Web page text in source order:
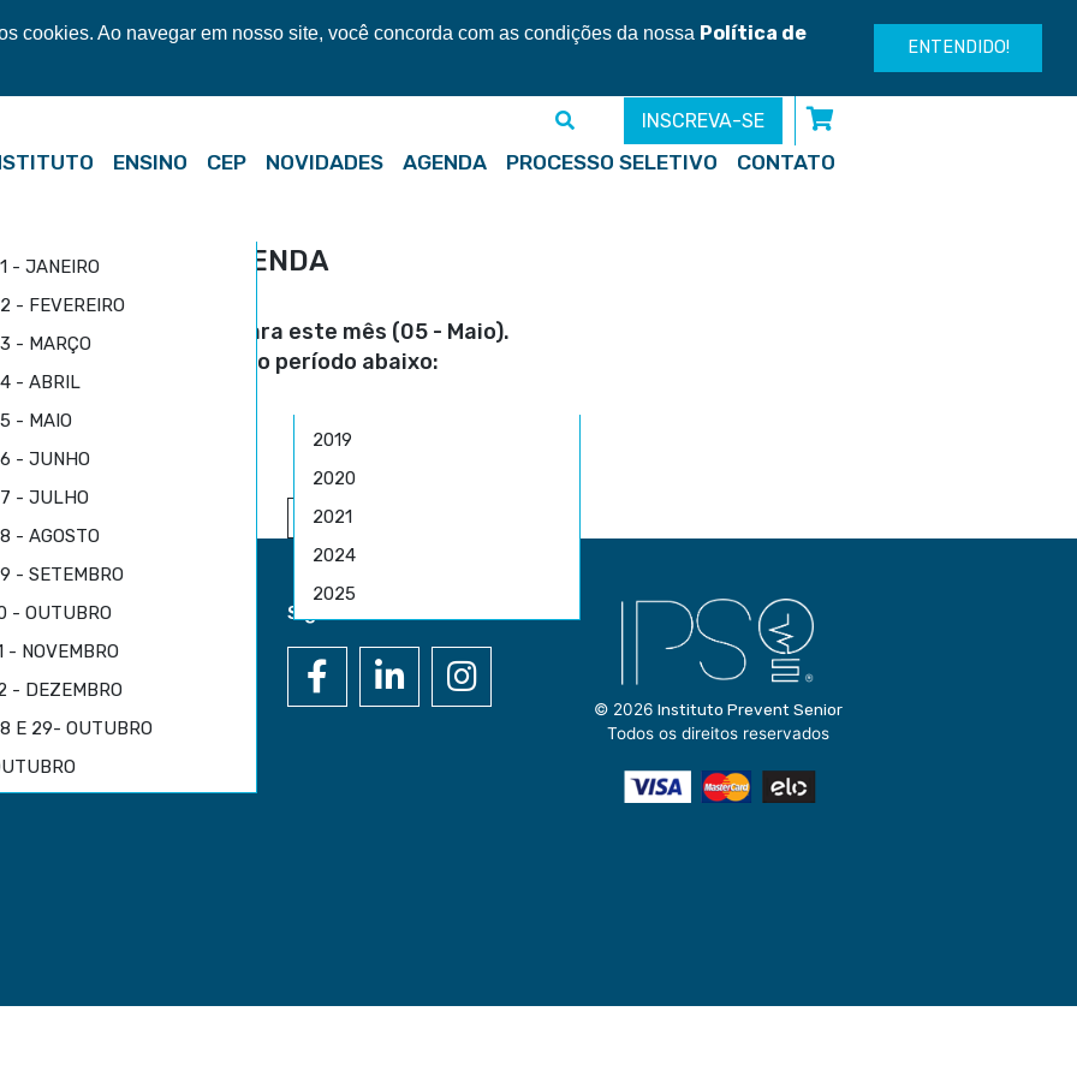
cookies. Ao navegar em nosso site, você concorda com as condições da nossa Política de
ENTENDIDO!
Entre ou cadastre-se
INSCREVA-SE
ENSINO CEP NOVIDADES AGENDA PROCESSO SELETIVO CONTATO
AGENDA
Não possui agenda para este mês (05 - Maio).
Selecione outro período abaixo:
- JANEIRO
- FEVEREIRO
- MARÇO
- ABRIL
- MAIO
- JUNHO
- JULHO
- AGOSTO
- SETEMBRO
- OUTUBRO
- NOVEMBRO
- DEZEMBRO
E 29- OUTUBRO
SELECIONE O ANO
2019
2020
2021
2024
2025
Siga-nos nas mídias sociais
© 2026 Instituto Prevent Senior
Todos os direitos reservados